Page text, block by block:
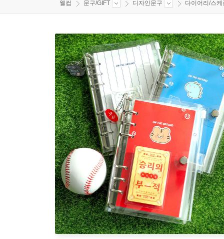
웰컴 문구/GIFT 디자인문구 다이어리/스케